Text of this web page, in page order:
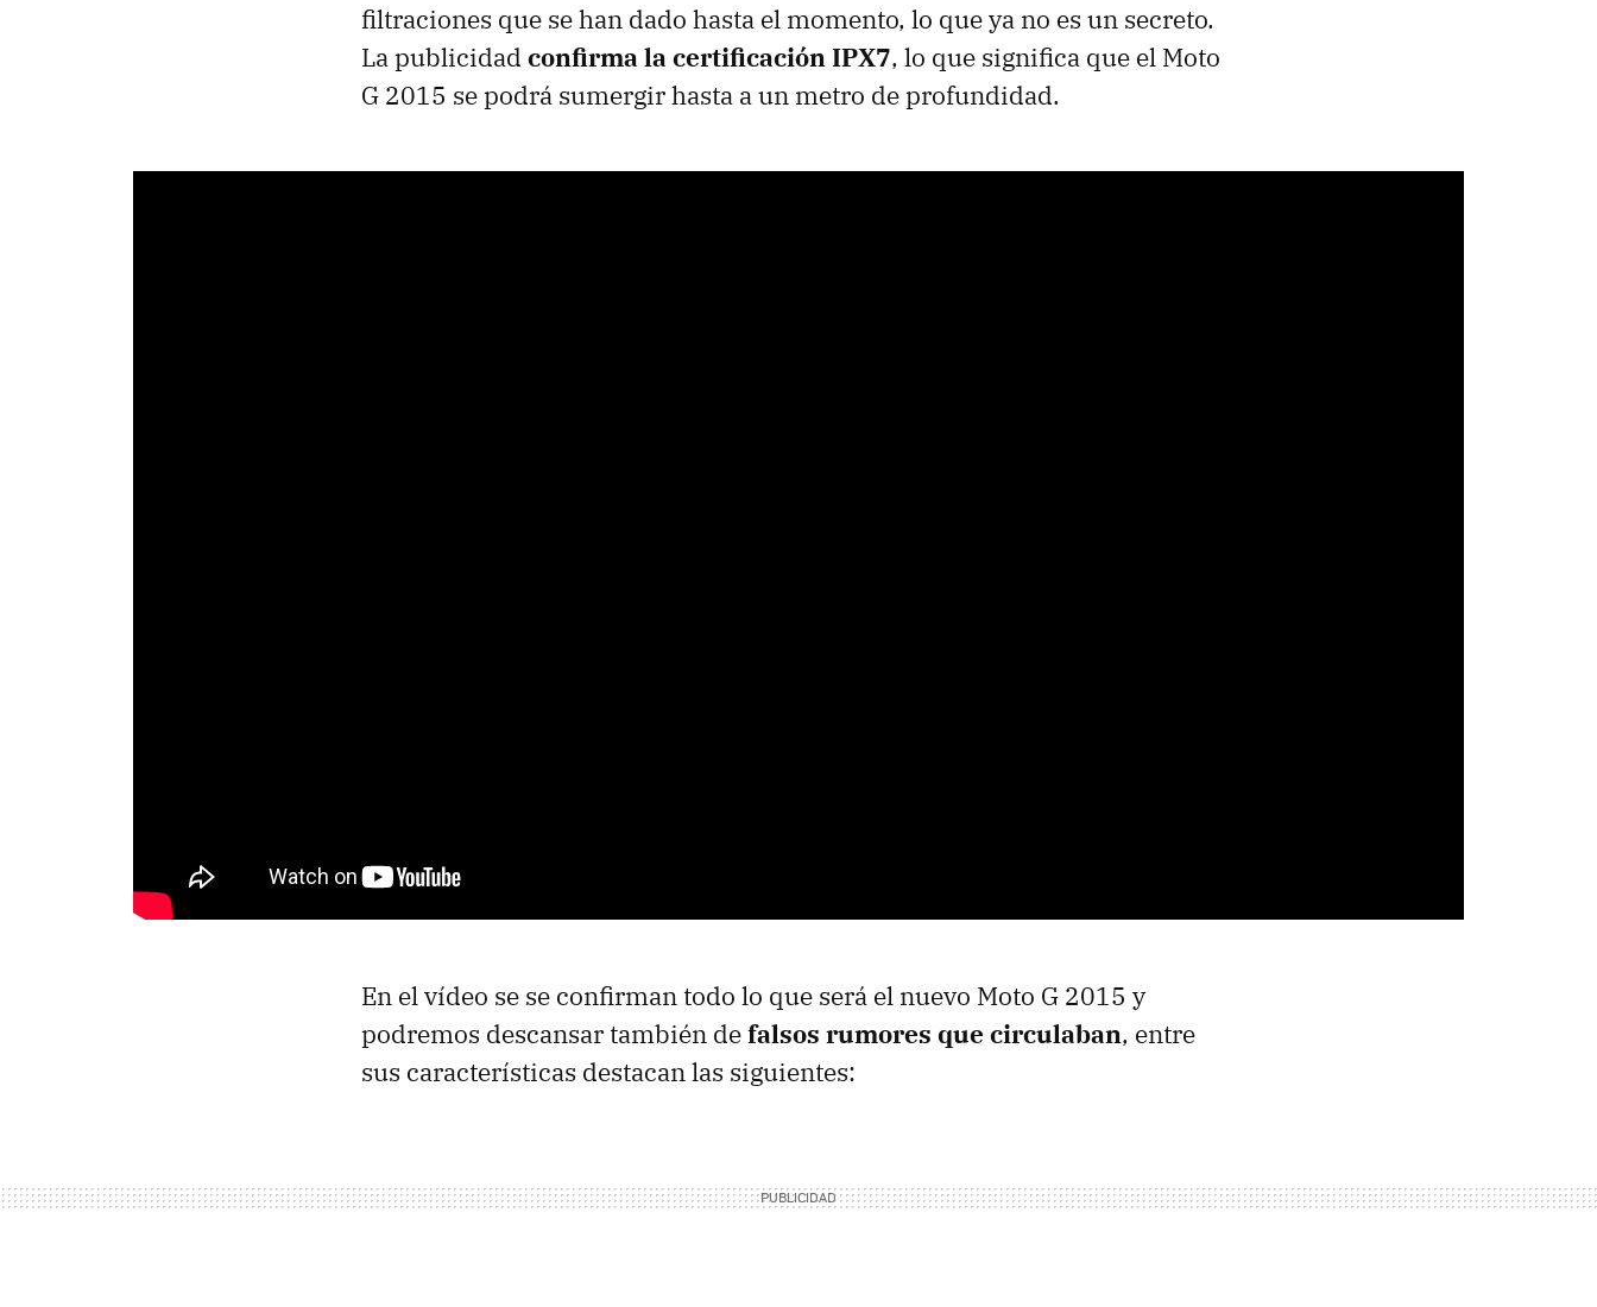
filtraciones que se han dado hasta el momento, lo que ya no es un secreto.
La publicidad confirma la certificación IPX7, lo que significa que el Moto
G 2015 se podrá sumergir hasta a un metro de profundidad.
En el vídeo se se confirman todo lo que será el nuevo Moto G 2015 y
podremos descansar también defalsos rumores que circulaban, entre
sus características destacan las siguientes: